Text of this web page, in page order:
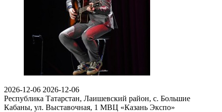
2026-12-06 2026-12-06
Республика Татарстан, Лаишевский район, с. Большие
Кабаны, ул. Выставочная, 1 МВЦ «Казань Экспо»